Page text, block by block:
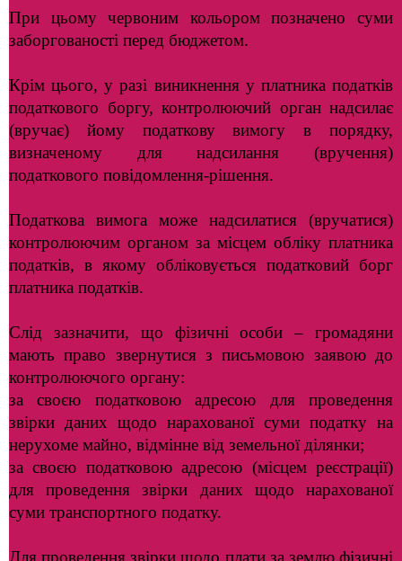
При цьому червоним кольором позначено суми
заборгованості перед бюджетом.
Крім цього, у разі виникнення у платника податків
податкового боргу, контролюючий орган надсилає
(вручає) йому податкову вимогу в порядку,
визначеному для надсилання (вручення)
податкового повідомлення-рішення.
Податкова вимога може надсилатися (вручатися)
контролюючим органом за місцем обліку платника
податків, в якому обліковується податковий борг
платника податків.
Слід зазначити, що фізичні особи – громадяни
мають право звернутися з письмовою заявою до
контролюючого органу:
за своєю податковою адресою для проведення
звірки даних щодо нарахованої суми податку на
нерухоме майно, відмінне від земельної ділянки;
за своєю податковою адресою (місцем реєстрації)
для проведення звірки даних щодо нарахованої
суми транспортного податку.
Для проведення звірки щодо плати за землю фізичні